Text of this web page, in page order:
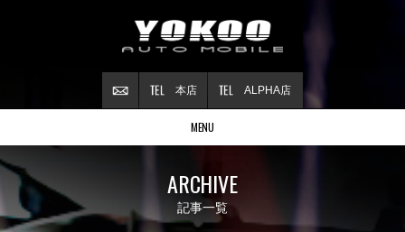
ALPHA店
本店
MENU
Stock list
在庫情報
Contract
ご成約情報
ARCHIVE
記事一覧